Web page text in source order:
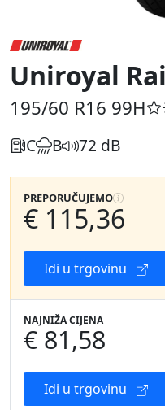
Uniroyal
195/60 R16 99H
C B 72 dB
PREPORUČUJEMO
€ 115,36
Idi u trgovinu
NAJNIŽA CIJENA
€ 81,58
Idi u trgovinu